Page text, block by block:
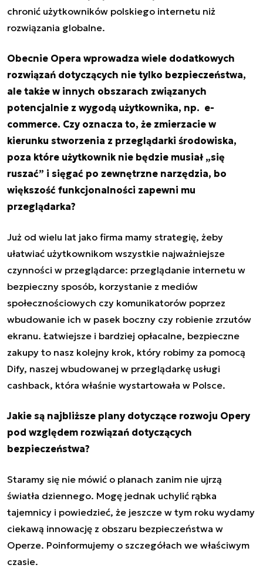
chronić użytkowników polskiego internetu niż
rozwiązania globalne.
Obecnie Opera wprowadza wiele dodatkowych
rozwiązań dotyczących nie tylko bezpieczeństwa,
ale także w innych obszarach związanych
potencjalnie z wygodą użytkownika, np. e-
commerce. Czy oznacza to, że zmierzacie w
kierunku stworzenia z przeglądarki środowiska,
poza które użytkownik nie będzie musiał „się
ruszać” i sięgać po zewnętrzne narzędzia, bo
większość funkcjonalności zapewni mu
przeglądarka?
Już od wielu lat jako firma mamy strategię, żeby
ułatwiać użytkownikom wszystkie najważniejsze
czynności w przeglądarce: przeglądanie internetu w
bezpieczny sposób, korzystanie z mediów
społecznościowych czy komunikatorów poprzez
wbudowanie ich w pasek boczny czy robienie zrzutów
ekranu. Łatwiejsze i bardziej opłacalne, bezpieczne
zakupy to nasz kolejny krok, który robimy za pomocą
Dify, naszej wbudowanej w przeglądarkę usługi
cashback, która właśnie wystartowała w Polsce.
Jakie są najbliższe plany dotyczące rozwoju Opery
pod względem rozwiązań dotyczących
bezpieczeństwa?
Staramy się nie mówić o planach zanim nie ujrzą
światła dziennego. Mogę jednak uchylić rąbka
tajemnicy i powiedzieć, że jeszcze w tym roku wydamy
ciekawą innowację z obszaru bezpieczeństwa w
Operze. Poinformujemy o szczegółach we właściwym
czasie.